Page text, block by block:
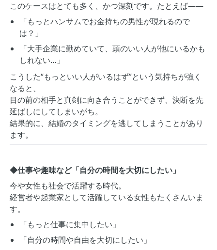
このケースはとても多く、かつ深刻です。たとえば――
「もっとハンサムでお金持ちの男性が現れるので
は？」
「大手企業に勤めていて、頭のいい人が他にいるかも
しれない…」
こうした“もっといい人がいるはず”という気持ちが強く
なると、
目の前の相手と真剣に向き合うことができず、決断を先
延ばしにしてしまいがち。
結果的に、結婚のタイミングを逃してしまうことがあり
ます。
◆仕事や趣味など「自分の時間を大切にしたい」
今や女性も社会で活躍する時代。
経営者や起業家として活躍している女性もたくさんいま
す。
「もっと仕事に集中したい」
「自分の時間や自由を大切にしたい」